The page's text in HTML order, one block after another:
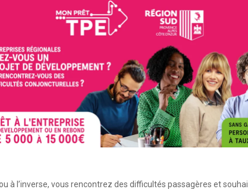
à l’inverse, vous rencontrez des difficultés passagères et